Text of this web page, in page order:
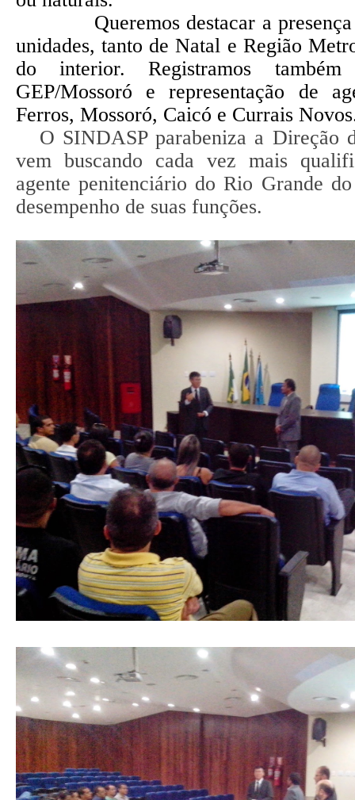
Queremos destacar a presença
unidades, tanto de Natal e Região
do interior. Registramos
GEP/Mossoró e representação de
Ferros, Mossoró, Caicó e Currais
O SINDASP parabeniza a Direção
vem buscando cada vez mais
agente penitenciário do Rio Grande
desempenho de suas funções.